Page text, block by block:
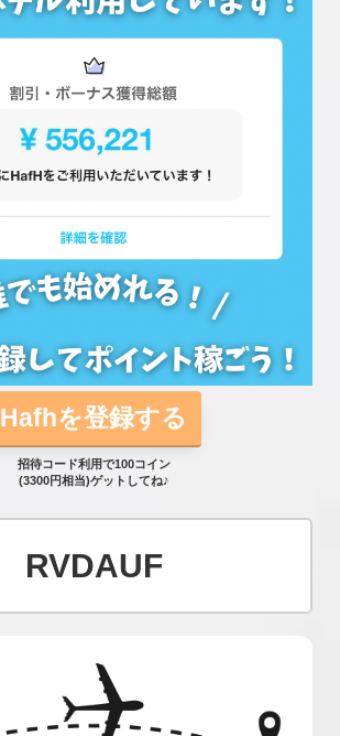
Hafhを登録する
招待コード利用で100コイン
(3300円相当)ゲットしてね♪
RVDAUF